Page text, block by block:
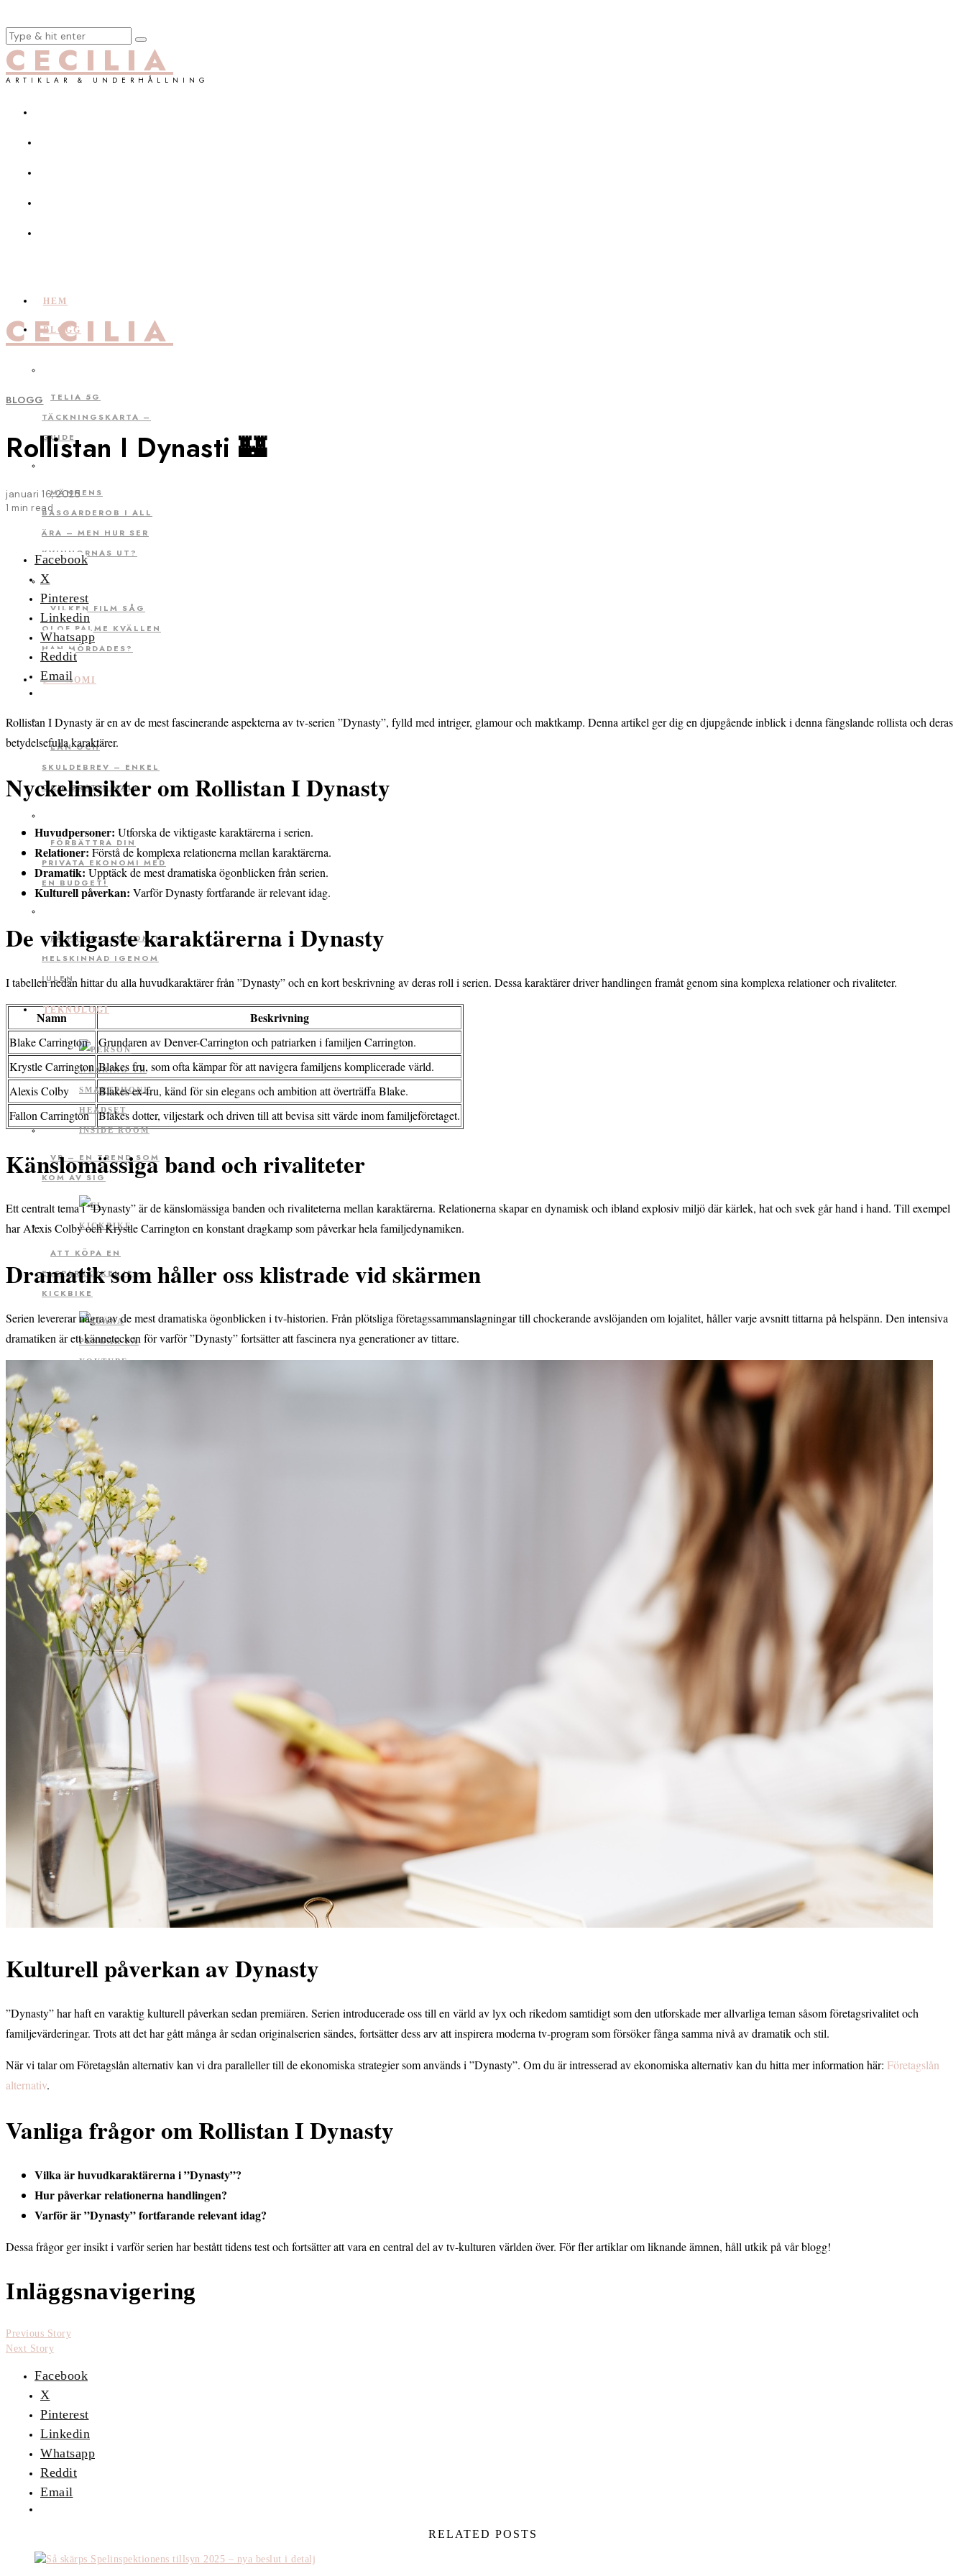
CECILIA
ARTIKLAR & UNDERHÅLLNING
HEM
BLOGG
TELIA 5G
TÄCKNINGSKARTA –
GUIDE
MÄNNENS
BASGARDEROB I ALL
ÄRA – MEN HUR SER
KVINNORNAS UT?
VILKEN FILM SÅG
OLOF PALME KVÄLLEN
HAN MÖRDADES?
EKONOMI
LÅN OCH
SKULDEBREV – ENKEL
OCH GRATIS MALL
FÖRBÄTTRA DIN
PRIVATA EKONOMI MED
EN BUDGET!
FÅ PRIVATEKONOMIN
HELSKINNAD IGENOM
JULEN
TEKNOLOGI
VR – EN TREND SOM
KOM AV SIG
ATT KÖPA EN
ELSPARKCYKEL/EL
KICKBIKE
HUR MYCKET PENGAR
TJÄNAR DU PÅ
YOUTUBE?
OM CECILIA.NU
CECILIA LINDGREN
KONTAKTA OSS
FAQ
INTEGRITETSPOLICY
COOKIES
CECILIA
BLOGG
Rollistan I Dynasti 🏰
januari 16, 2025
1 min read
Facebook
X
Pinterest
Linkedin
Whatsapp
Reddit
Email
Rollistan I Dynasty är en av de mest fascinerande aspekterna av tv-serien ”Dynasty”, fylld med intriger, glamour och maktkamp. Denna artikel ger dig en djupgående inblick i denna fängslande rollista och deras
betydelsefulla karaktärer.
Nyckelinsikter om Rollistan I Dynasty
Huvudpersoner: Utforska de viktigaste karaktärerna i serien.
Relationer:Förstå de komplexa relationerna mellan karaktärerna.
Dramatik:Upptäck de mest dramatiska ögonblicken från serien.
Kulturell påverkan: Varför Dynasty fortfarande är relevant idag.
De viktigaste karaktärerna i Dynasty
I tabellen nedan hittar du alla huvudkaraktärer från ”Dynasty” och en kort beskrivning av deras roll i serien. Dessa karaktärer driver handlingen framåt genom sina komplexa relationer och rivaliteter.
Namn Beskrivning
Blake Carrington
Grundaren av Denver-Carrington och patriarken i familjen Carrington.
Krystle Carrington Blakes fru, som ofta kämpar för att navigera familjens komplicerade värld.
Alexis Colby
Blakes ex-fru, känd för sin elegans och ambition att överträffa Blake.
Fallon Carrington
Blakes dotter, viljestark och driven till att bevisa sitt värde inom familjeföretaget.
Känslomässiga band och rivaliteter
Ett centralt tema i ”Dynasty” är de känslomässiga banden och rivaliteterna mellan karaktärerna. Relationerna skapar en dynamisk och ibland explosiv miljö där kärlek, hat och svek går hand i hand. Till exempel
har Alexis Colby och Krystle Carrington en konstant dragkamp som påverkar hela familjedynamiken.
Dramatik som håller oss klistrade vid skärmen
Serien levererar några av de mest dramatiska ögonblicken i tv-historien. Från plötsliga företagssammanslagningar till chockerande avslöjanden om lojalitet, håller varje avsnitt tittarna på helspänn. Den intensiva
dramatiken är ett kännetecken för varför ”Dynasty” fortsätter att fascinera nya generationer av tittare.
Kulturell påverkan av Dynasty
”Dynasty” har haft en varaktig kulturell påverkan sedan premiären. Serien introducerade oss till en värld av lyx och rikedom samtidigt som den utforskade mer allvarliga teman såsom företagsrivalitet och
familjevärderingar. Trots att det har gått många år sedan originalserien sändes, fortsätter dess arv att inspirera moderna tv-program som försöker fånga samma nivå av dramatik och stil.
När vi talar om Företagslån alternativ kan vi dra paralleller till de ekonomiska strategier som används i ”Dynasty”. Om du är intresserad av ekonomiska alternativ kan du hitta mer information här: Företagslån
alternativ.
Vanliga frågor om Rollistan I Dynasty
Vilka är huvudkaraktärerna i ”Dynasty”?
Hur påverkar relationerna handlingen?
Varför är ”Dynasty” fortfarande relevant idag?
Dessa frågor ger insikt i varför serien har bestått tidens test och fortsätter att vara en central del av tv-kulturen världen över. För fler artiklar om liknande ämnen, håll utkik på vår blogg!
Inläggsnavigering
Previous Story
Next Story
Facebook
X
Pinterest
Linkedin
Whatsapp
Reddit
Email
RELATED POSTS